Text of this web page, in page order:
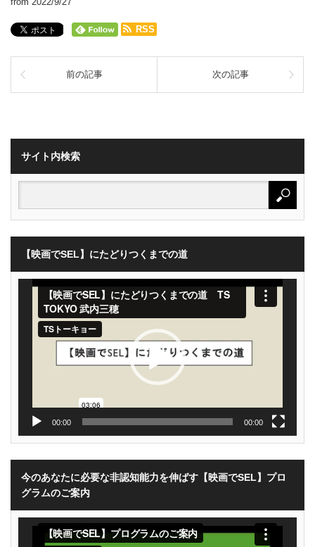
RSS
前の記事 次の記事
サイト内検索
【映画でSEL】にたどりつくまでの道
動
00:00 00:00
今のあなたに必要な非認知能力を伸ばす【映画でSEL】プロ
グラムのご案内
動